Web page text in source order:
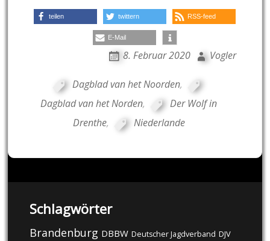
teilen twittern RSS-feed
E-Mail
8. Februar 2020 Vogler
Dagblad van het Noorden,
Dagblad van het Norden,
Der Wolf in
Drenthe, Niederlande
Schlagwörter
Brandenburg DBBW Deutscher Jagdverband DJV